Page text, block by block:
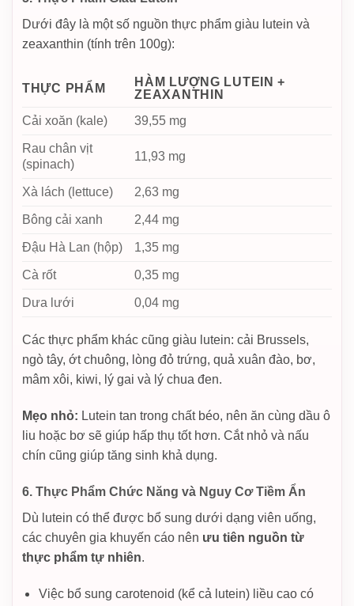
Dưới đây là một số nguồn thực phẩm giàu lutein và
zeaxanthin (tính trên 100g):
THỰC PHẨM
HÀM LƯỢNG LUTEIN +
ZEAXANTHIN
Cải xoăn (kale)
39,55 mg
Rau chân vịt
(spinach)
11,93 mg
Xà lách (lettuce) 2,63 mg
Bông cải xanh 2,44 mg
Đậu Hà Lan (hộp) 1,35 mg
Cà rốt 0,35 mg
Dưa lưới 0,04 mg
Các thực phẩm khác cũng giàu lutein: cải Brussels,
ngò tây, ớt chuông, lòng đỏ trứng, quả xuân đào, bơ,
mâm xôi, kiwi, lý gai và lý chua đen.
Mẹo nhỏ: Lutein tan trong chất béo, nên ăn cùng dầu ô
liu hoặc bơ sẽ giúp hấp thụ tốt hơn. Cắt nhỏ và nấu
chín cũng giúp tăng sinh khả dụng.
6. Thực Phẩm Chức Năng và Nguy Cơ Tiềm Ẩn
Dù lutein có thể được bổ sung dưới dạng viên uống,
các chuyên gia khuyến cáo nên ưu tiên nguồn từ
thực phẩm tự nhiên.
Việc bổ sung carotenoid (kể cả lutein) liều cao có